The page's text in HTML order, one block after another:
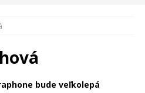
bude veľkolepá